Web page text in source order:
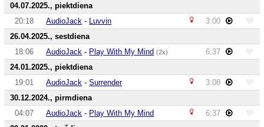
04.07.2025., piektdiena
20:18
AudioJack - Luvvin
3:00
26.04.2025., sestdiena
18:06
AudioJack - Play With My Mind (2x)
6:37
24.01.2025., piektdiena
19:01
AudioJack -Surrender
3:08
30.12.2024., pirmdiena
04:07
AudioJack - Play With My Mind
6:37